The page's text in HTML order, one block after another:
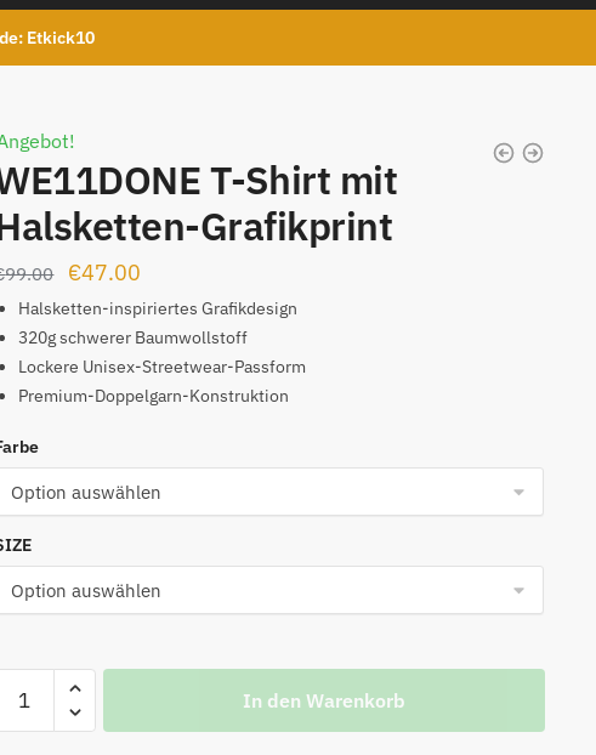
Etkick10
T-Shirt mit
Grafikprint
99.00
Ursprünglicher
Preis
war:
€99.00
€47.00
Preis
ist:
€47.00.
Halsketten-inspiriertes Grafikdesign
320g schwerer Baumwollstoff
Lockere Unisex-Streetwear-Passform
Premium-Doppelgarn-Konstruktion
WE11DONE
In den Warenkorb